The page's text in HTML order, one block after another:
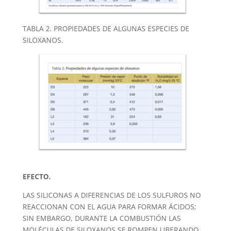
TABLA 2. PROPIEDADES DE ALGUNAS ESPECIES DE
SILOXANOS.
EFECTO.
LAS SILICONAS A DIFERENCIAS DE LOS SULFUROS NO
REACCIONAN CON EL AGUA PARA FORMAR ÁCIDOS;
SIN EMBARGO, DURANTE LA COMBUSTIÓN LAS